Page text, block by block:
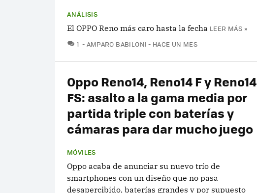
ANÁLISIS
El OPPO Reno más caro hasta la fecha LEER MÁS »
1 COMENTARIOS
AMPARO BABILONI HACE UN MES
Oppo Reno14, Reno14 F y Reno14
FS: asalto a la gama media por
partida triple con baterías y
cámaras para dar mucho juego
MÓVILES
Oppo acaba de anunciar su nuevo trío de
smartphones con un diseño que no pasa
desapercibido, baterías grandes y por supuesto